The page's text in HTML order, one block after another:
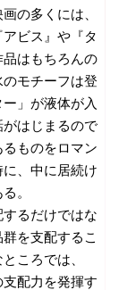
の多くには、
ビス』や『タ
はもちろんの
モチーフは登
」が液体が入
はじまるので
ものをロマン
、中に居続け
。
るだけではな
を支配するこ
ころでは、
支配力を発揮す